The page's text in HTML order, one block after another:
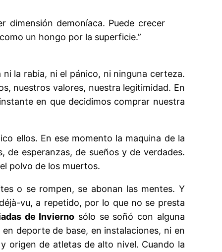
dimensión demoníaca. Puede crecer
un hongo por la superficie.”
la rabia, ni el pánico, ni ninguna certeza.
nuestros valores, nuestra legitimidad. En
en que decidimos comprar nuestra
ellos. En ese momento la maquina de la
de esperanzas, de sueños y de verdades.
polvo de los muertos.
o se rompen, se abonan las mentes. Y
vu, a repetido, por lo que no se presta
de Invierno sólo se soñó con alguna
deporte de base, en instalaciones, ni en
origen de atletas de alto nivel. Cuando la